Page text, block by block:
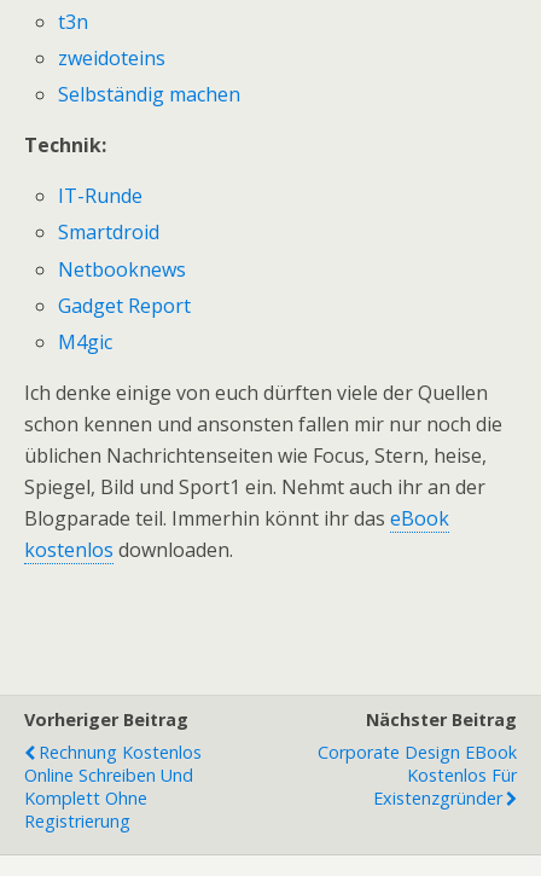
t3n
zweidoteins
Selbständig machen
Technik:
IT-Runde
Smartdroid
Netbooknews
Gadget Report
M4gic
Ich denke einige von euch dürften viele der Quellen
schon kennen und ansonsten fallen mir nur noch die
üblichen Nachrichtenseiten wie Focus, Stern, heise,
Spiegel, Bild und Sport1 ein. Nehmt auch ihr an der
Blogparade teil. Immerhin könnt ihr das eBook
kostenlos downloaden.
Vorheriger Beitrag
Rechnung Kostenlos
Online Schreiben Und
Komplett Ohne
Registrierung
Nächster Beitrag
Corporate Design EBook
Kostenlos Für
Existenzgründer